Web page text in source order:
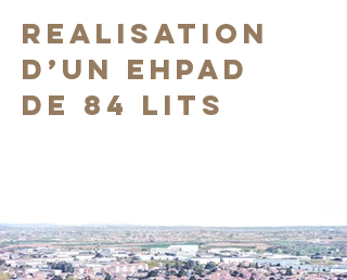
REALISATION
D’UN EHPAD
DE 84 LITS